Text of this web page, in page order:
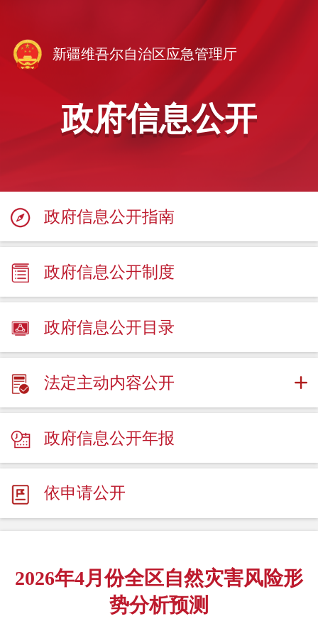
新疆维吾尔自治区应急管理厅
政府信息公开
政府信息公开指南
政府信息公开制度
政府信息公开目录
法定主动内容公开
政府信息公开年报
依申请公开
2026年4月份全区自然灾害风险形
势分析预测